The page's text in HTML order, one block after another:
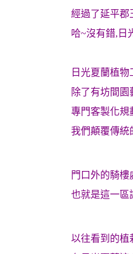
經過了延平郡
哈~沒有錯,日
日光夏蘭植物
除了有坊間園
專門客製化規
我們顛覆傳統
門口外的騎
也就是這一區
以往看到的植